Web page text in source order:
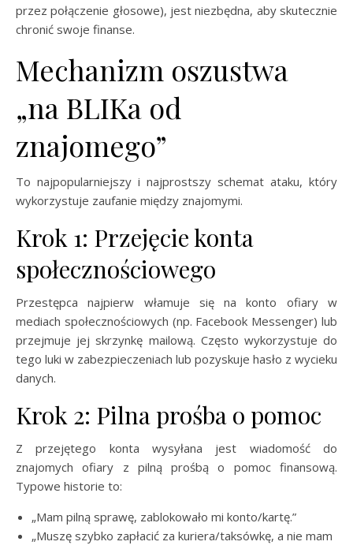
przez połączenie głosowe), jest niezbędna, aby skutecznie
chronić swoje finanse.
Mechanizm oszustwa
„na BLIKa od
znajomego”
To najpopularniejszy i najprostszy schemat ataku, który
wykorzystuje zaufanie między znajomymi.
Krok 1: Przejęcie konta
społecznościowego
Przestępca najpierw włamuje się na konto ofiary w
mediach społecznościowych (np. Facebook Messenger) lub
przejmuje jej skrzynkę mailową. Często wykorzystuje do
tego luki w zabezpieczeniach lub pozyskuje hasło z wycieku
danych.
Krok 2: Pilna prośba o pomoc
Z przejętego konta wysyłana jest wiadomość do
znajomych ofiary z pilną prośbą o pomoc finansową.
Typowe historie to:
„Mam pilną sprawę, zablokowało mi konto/kartę.”
„Muszę szybko zapłacić za kuriera/taksówkę, a nie mam